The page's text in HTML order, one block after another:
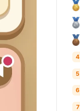
4
5
6
7